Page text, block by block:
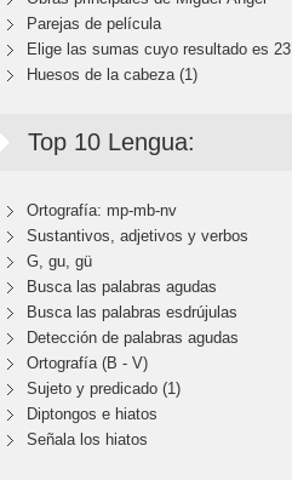
Parejas de película
Elige las sumas cuyo resultado es 23
Huesos de la cabeza (1)
Top 10 Lengua:
Ortografía: mp-mb-nv
Sustantivos, adjetivos y verbos
G, gu, gü
Busca las palabras agudas
Busca las palabras esdrújulas
Detección de palabras agudas
Ortografía (B - V)
Sujeto y predicado (1)
Diptongos e hiatos
Señala los hiatos